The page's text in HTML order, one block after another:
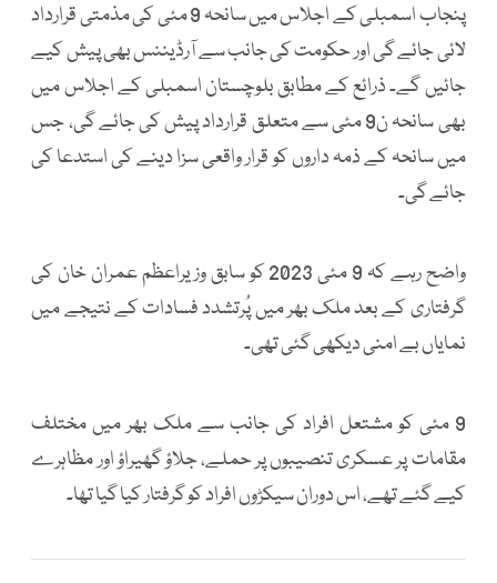
پنجاب اسمبلی کے اجلاس میں سانحہ 9 مئی کی مذمتی قرارداد
لائی جائے گی اور حکومت کی جانب سے آرڈیننس بھی پیش کیے
جائیں گے۔ ذرائع کے مطابق بلوچستان اسمبلی کے اجلاس میں
بھی سانحہ ن9 مئی سے متعلق قرارداد پیش کی جائے گی، جس
میں سانحہ کے ذمہ داروں کو قرار واقعی سزا دینے کی استدعا کی
جائے گی۔
واضح رہے کہ 9 مئی 2023 کو سابق وزیراعظم عمران خان کی
گرفتاری کے بعد ملک بھر میں پُرتشدد فسادات کے نتیجے میں
نمایاں بے امنی دیکھی گئی تھی۔
9 مئی کو مشتعل افراد کی جانب سے ملک بھر میں مختلف
مقامات پر عسکری تنصیبوں پر حملے، جلاؤ گھیراؤ اور مظاہرے
کیے گئے تھے، اس دوران سیکڑوں افراد کو گرفتار کیا گیا تھا۔